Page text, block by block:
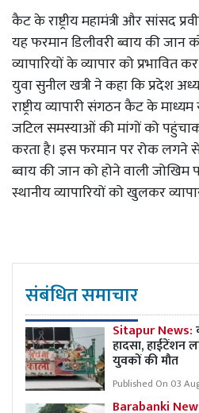
कैट के राष्ट्रीय महामंत्री और सांसद
यह फरमान डिलीवरी ब्वाय की जान
व्यापारियों के व्यापार को प्रभावित
युवा सुनील खत्री ने कहा कि प्रदेश
राष्ट्रीय व्यापारी संगठन कैट के
जटिल समस्याओं की मांगों को
करता है। इस फरमान पर रोक लगने
ब्वाय की जान को होने वाली
स्थानीय व्यापारियों को खुलकर
संबंधित समाचार
Sitapur News:
हादसा, हाईटेंशन
युवकों की मौत
Published On 03
Barabanki